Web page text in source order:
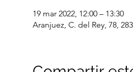
19 mar 2022, 12:00 – 13:30
Aranjuez, C. del Rey, 78,